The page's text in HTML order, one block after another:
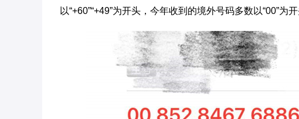
以“+60”“+49”为开头，今年收到的境外号码多数以“00”为开